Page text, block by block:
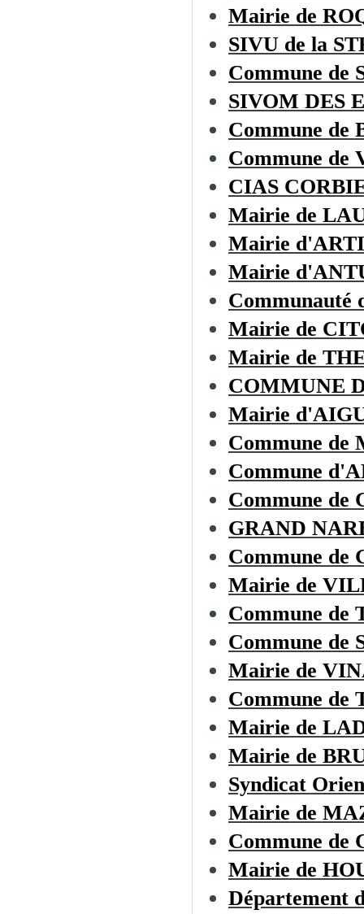
Mairie de
SIVU de la
Commune de
SIVOM DES
Commune de
Commune de
CIAS
Mairie de
Mairie
Mairie
Communauté
Mairie de
Mairie de
COMMUNE
Mairie
Commune de
Commune
Commune de
GRAND
Commune de
Mairie de
Commune de
Commune de
Mairie de
Commune de
Mairie de
Mairie de
Syndicat
Mairie de
Commune de
Mairie de
Département